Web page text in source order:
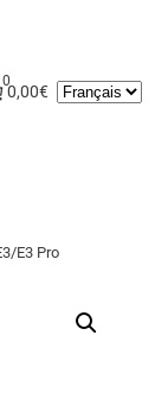
0
0,00€
Choisir
E3 Pro